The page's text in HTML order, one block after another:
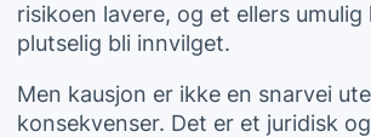
risikoen lavere, og et ellers umulig
plutselig bli innvilget.
Men kausjon er ikke en snarvei
konsekvenser. Det er et juridisk